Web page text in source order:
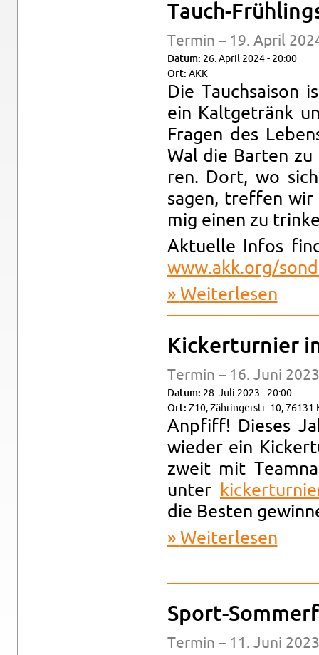
Tauch-
Ter­min – 19. April
Datum: 26. April 2024 - 20:00
Ort: AKK
Die Tauch­sai­son
ein Kalt­ge­tränk
Fra­gen des
Wal die Bar­ten
ren. Dort, wo
sagen, tref­fen
mig einen zu
Ak­tu­el­le Infos
www.​akk.​org/​
Wei­ter­le­sen
Ki­cker­tur­nier
Ter­min – 16. Juni
Datum: 28. Juli 2023 - 20:00
Ort: Z10, Zäh­rin­ger­str. 10, 76131
An­pfiff! Die­ses
wie­der ein
zweit mit
unter
die Bes­ten
Wei­ter­le­sen
Sport-
Ter­min – 11. Juni